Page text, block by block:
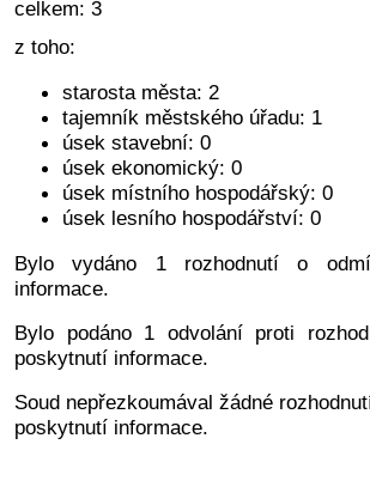
celkem: 3
z toho:
starosta města: 2
tajemník městského úřadu: 1
úsek stavební: 0
úsek ekonomický: 0
úsek místního hospodářský: 0
úsek lesního hospodářství: 0
Bylo vydáno 1 rozhodnutí o
informace.
Bylo podáno 1 odvolání proti
poskytnutí informace.
Soud nepřezkoumával žádné
poskytnutí informace.